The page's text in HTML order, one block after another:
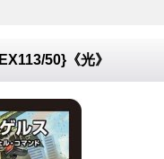
50}《光》